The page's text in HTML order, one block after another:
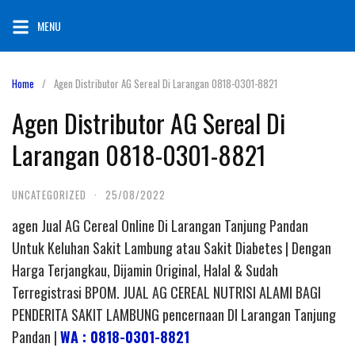
content
MENU
Home Agen Distributor AG Sereal Di Larangan 0818-0301-8821
Agen Distributor AG Sereal Di
Larangan 0818-0301-8821
UNCATEGORIZED · 25/08/2022
agen Jual AG Cereal Online Di Larangan Tanjung Pandan
Untuk Keluhan Sakit Lambung atau Sakit Diabetes | Dengan
Harga Terjangkau, Dijamin Original, Halal & Sudah
Terregistrasi BPOM. JUAL AG CEREAL NUTRISI ALAMI BAGI
PENDERITA SAKIT LAMBUNG pencernaan DI Larangan Tanjung
Pandan |WA : 0818-0301-8821